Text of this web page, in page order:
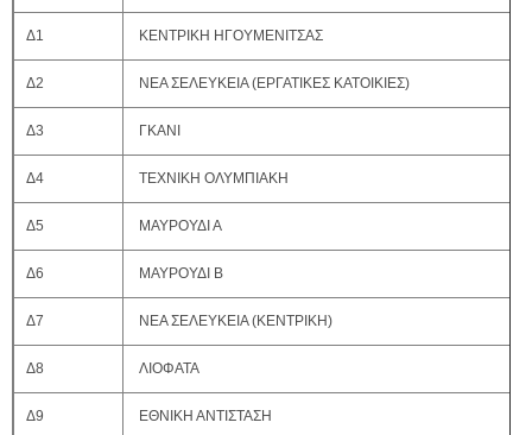
Δ1 ΚΕΝΤΡΙΚΗ ΗΓΟΥΜΕΝΙΤΣΑΣ
Δ2 ΝΕΑ ΣΕΛΕΥΚΕΙΑ (ΕΡΓΑΤΙΚΕΣ ΚΑΤΟΙΚΙΕΣ)
Δ3 ΓΚΑΝΙ
Δ4 ΤΕΧΝΙΚΗ ΟΛΥΜΠΙΑΚΗ
Δ5 ΜΑΥΡΟΥΔΙ Α
Δ6 ΜΑΥΡΟΥΔΙ Β
Δ7 ΝΕΑ ΣΕΛΕΥΚΕΙΑ (ΚΕΝΤΡΙΚΗ)
Δ8 ΛΙΟΦΑΤΑ
Δ9 ΕΘΝΙΚΗ ΑΝΤΙΣΤΑΣΗ